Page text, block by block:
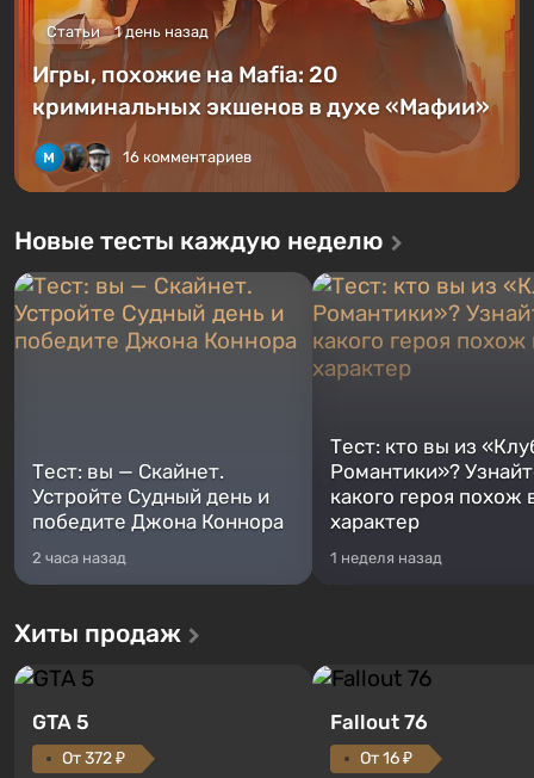
Статьи 1 день назад
Игры, похожие на Mafia: 20
криминальных экшенов в духе «Мафии»
16 комментариев
Новые тесты каждую неделю
Тест: вы — Скайнет.
Устройте Судный день и
победите Джона Коннора
2 часа назад
Тест: кто вы из
Романтики»?
какого героя похож
характер
1 неделя назад
Хиты продаж
GTA 5
От 372 ₽
Fallout 76
От 16 ₽